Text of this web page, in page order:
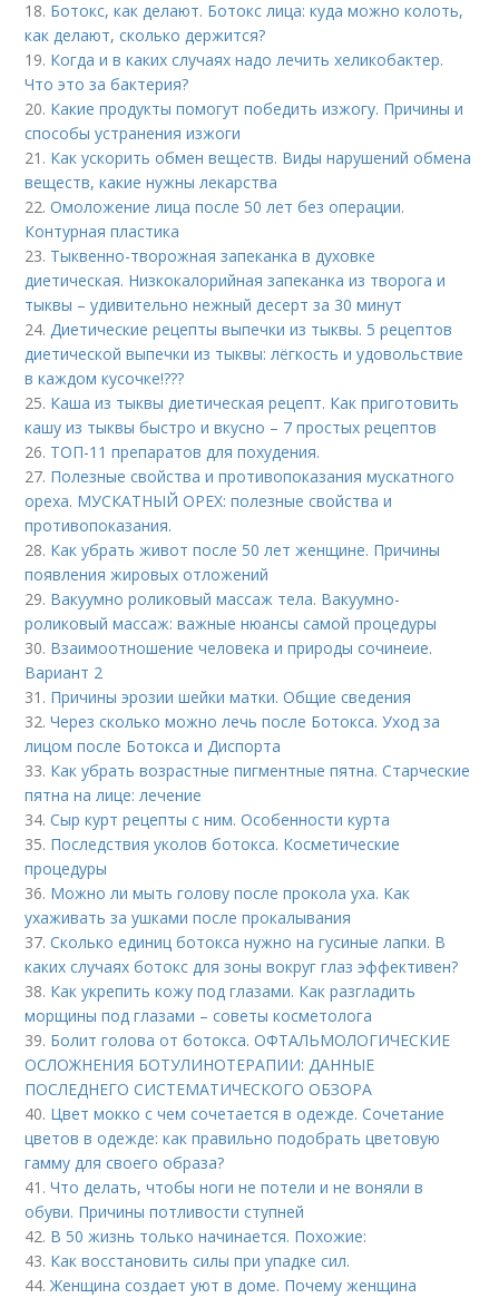
18. Ботокс, как делают. Ботокс лица: куда можно колоть,
как делают, сколько держится?
19. Когда и в каких случаях надо лечить хеликобактер.
Что это за бактерия?
20. Какие продукты помогут победить изжогу. Причины и
способы устранения изжоги
21. Как ускорить обмен веществ. Виды нарушений обмена
веществ, какие нужны лекарства
22.Омоложение лица после 50 лет без операции.
Контурная пластика
23. Тыквенно-творожная запеканка в духовке
диетическая. Низкокалорийная запеканка из творога и
тыквы – удивительно нежный десерт за 30 минут
24.Диетические рецепты выпечки из тыквы. 5 рецептов
диетической выпечки из тыквы: лёгкость и удовольствие
в каждом кусочке!???
25. Каша из тыквы диетическая рецепт. Как приготовить
кашу из тыквы быстро и вкусно – 7 простых рецептов
26. ТОП-11 препаратов для похудения.
27. Полезные свойства и противопоказания мускатного
ореха. МУСКАТНЫЙ ОРЕХ: полезные свойства и
противопоказания.
28. Как убрать живот после 50 лет женщине. Причины
появления жировых отложений
29. Вакуумно роликовый массаж тела. Вакуумно-
роликовый массаж: важные нюансы самой процедуры
30. Взаимоотношение человека и природы сочинеие.
Вариант 2
31. Причины эрозии шейки матки. Общие сведения
32.Через сколько можно лечь после Ботокса. Уход за
лицом после Ботокса и Диспорта
33. Как убрать возрастные пигментные пятна. Старческие
пятна на лице: лечение
34.Сыр курт рецепты с ним. Особенности курта
35. Последствия уколов ботокса. Косметические
процедуры
36. Можно ли мыть голову после прокола уха. Как
ухаживать за ушками после прокалывания
37.Сколько единиц ботокса нужно на гусиные лапки. В
каких случаях ботокс для зоны вокруг глаз эффективен?
38. Как укрепить кожу под глазами. Как разгладить
морщины под глазами – советы косметолога
39. Болит голова от ботокса. ОФТАЛЬМОЛОГИЧЕСКИЕ
ОСЛОЖНЕНИЯ БОТУЛИНОТЕРАПИИ: ДАННЫЕ
ПОСЛЕДНЕГО СИСТЕМАТИЧЕСКОГО ОБЗОРА
40. Цвет мокко с чем сочетается в одежде. Сочетание
цветов в одежде: как правильно подобрать цветовую
гамму для своего образа?
41.Что делать, чтобы ноги не потели и не воняли в
обуви. Причины потливости ступней
42. В 50 жизнь только начинается. Похожие:
43. Как восстановить силы при упадке сил.
44.Женщина создает уют в доме. Почему женщина